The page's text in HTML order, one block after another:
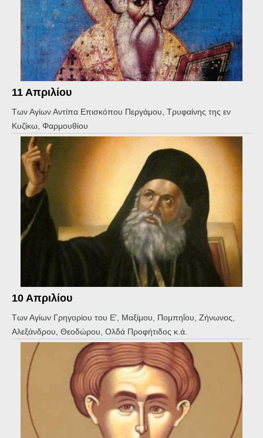
11 Απριλίου
Των Αγίων Αντίπα Επισκόπου Περγάμου, Τρυφαίνης της εν
Κυζίκω, Φαρμουθίου
10 Απριλίου
Των Αγίων Γρηγορίου του Ε', Μαξίμου, Πομπηΐου, Ζήνωνος,
Αλεξάνδρου, Θεοδώρου, Ολδά Προφήτιδος κ.ά.